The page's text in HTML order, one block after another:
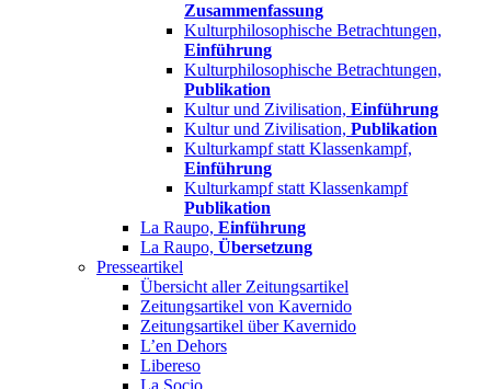
Zusammenfassung
Kulturphilosophische Betrachtungen,
Einführung
Kulturphilosophische Betrachtungen,
Publikation
Kultur und Zivilisation, Einführung
Kultur und Zivilisation, Publikation
Kulturkampf statt Klassenkampf,
Einführung
Kulturkampf statt Klassenkampf
Publikation
La Raupo, Einführung
La Raupo, Übersetzung
Presseartikel
Übersicht aller Zeitungsartikel
Zeitungsartikel von Kavernido
Zeitungsartikel über Kavernido
L’en Dehors
Libereso
La Socio